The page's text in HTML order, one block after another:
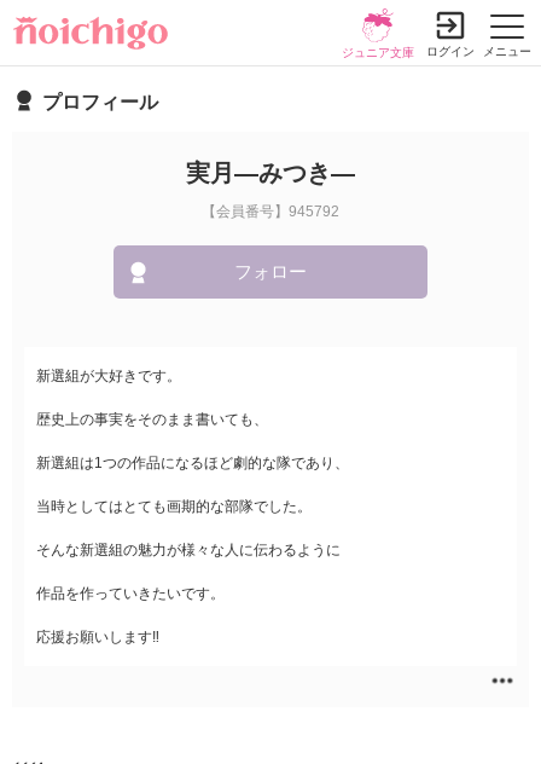
メニュー
ジュニア文庫 ログイン
プロフィール
実月―みつき―
【会員番号】945792
フォロー
新選組が大好きです。
歴史上の事実をそのまま書いても、
新選組は1つの作品になるほど劇的な隊であり、
当時としてはとても画期的な部隊でした。
そんな新選組の魅力が様々な人に伝わるように
作品を作っていきたいです。
応援お願いします‼